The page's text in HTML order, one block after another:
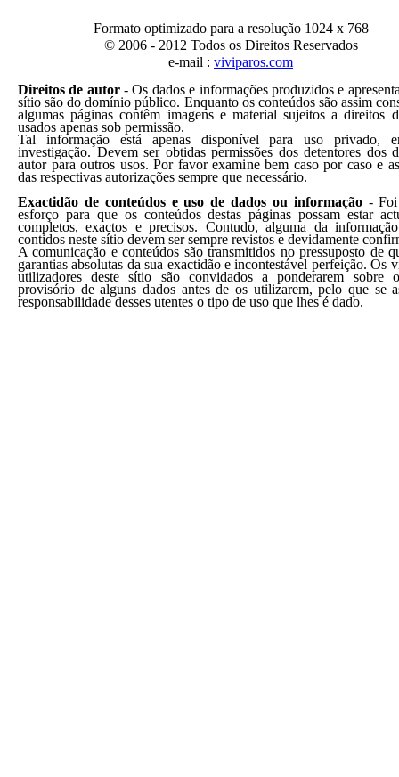
Formato optimizado para a resolução 1024 x 768
© 2006 - 2012 Todos os Direitos Reservados
e-mail : viviparos.com
Direitos de autor-Os dados e informações produzidos e
sítio são do domínio público. Enquanto os conteúdos são assim
algumas páginas contêm imagens e material sujeitos a direitos
usados apenas sob permissão.
Tal informação está apenas disponível para uso privado,
investigação. Devem ser obtidas permissões dos detentores dos
autor para outros usos. Por favor examine bem caso por caso e
das respectivas autorizações sempre que necessário.
Exactidão de conteúdos e uso de dados ou informação-
esforço para que os conteúdos destas páginas possam estar
completos, exactos e precisos. Contudo, alguma da
contidos neste sítio devem ser sempre revistos e devidamente
A comunicação e conteúdos são transmitidos no pressuposto de
garantias absolutas da sua exactidão e incontestável perfeição. Os
utilizadores deste sítio são convidados a ponderarem sobre
provisório de alguns dados antes de os utilizarem, pelo que se
responsabilidade desses utentes o tipo de uso que lhes é dado.